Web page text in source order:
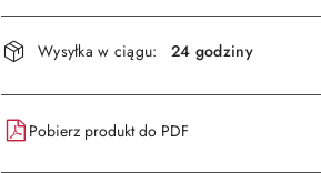
Dostępność
i
dostawa
Wysyłka w ciągu: 24 godziny
Pobierz produkt do PDF